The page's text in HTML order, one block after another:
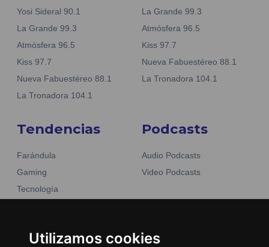
Utilizamos cookies
Yosi Sideral 90.1
La Grande 99.3
Atmósfera 96.5
Kiss 97.7
Nueva Fabuestéreo 88.1
La Tronadora 104.1
La Grande 99.3
Atmósfera 96.5
Kiss 97.7
Nueva Fabuestéreo 88.1
La Tronadora 104.1
Tendencias
Farándula
Gaming
Tecnología
Noticias
Podcasts
Audio Podcasts
Video Podcasts
Emisoras Unidas